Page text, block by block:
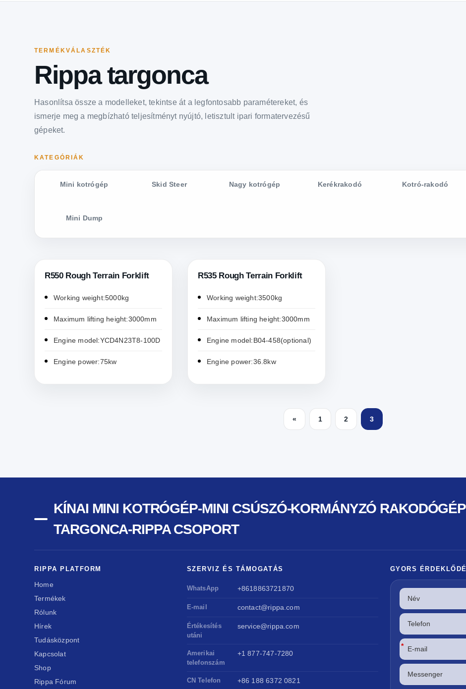
TERMÉKVÁLASZTÉK
Rippa targonca
Hasonlítsa össze a modelleket, tekintse át a legfontosabb paramétereket, és
ismerje meg a megbízható teljesítményt nyújtó, letisztult ipari formatervezésű
gépeket.
KATEGÓRIÁK
Mini kotrógép Skid Steer Nagy kotrógép Kerékrakodó Kotró-rakodó
Mini Dump
R550 Rough Terrain Forklift
Working weight:5000kg
Maximum lifting height:3000mm
Engine model:YCD4N23T8-100D
Engine power:75kw
R535 Rough Terrain Forklift
Working weight:3500kg
Maximum lifting height:3000mm
Engine model:B04-458(optional)
Engine power:36.8kw
« 1 2 3
KÍNAI MINI KOTRÓGÉP-MINI CSÚSZÓ-KORMÁNYZÓ
TARGONCA-RIPPA CSOPORT
RIPPA PLATFORM
Home
Termékek
Rólunk
Hírek
Tudásközpont
Kapcsolat
Shop
Rippa Fórum
SZERVIZ ÉS TÁMOGATÁS
WhatsApp +8618863721870
E-mail contact@rippa.com
Értékesítés
utáni
service@rippa.com
Amerikai
telefonszám
+1 877-747-7280
CN Telefon +86 188 6372 0821
GYORS
*